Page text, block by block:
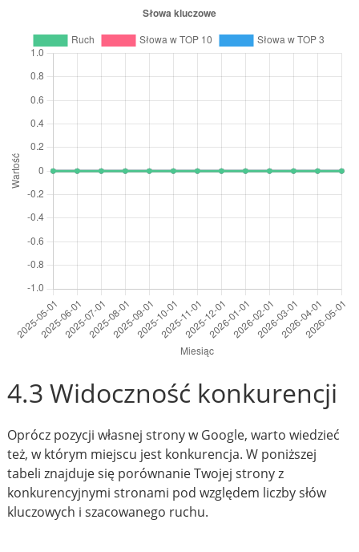
4.3 Widoczność konkurencji
Oprócz pozycji własnej strony w Google, warto wiedzieć
też, w którym miejscu jest konkurencja. W poniższej
tabeli znajduje się porównanie Twojej strony z
konkurencyjnymi stronami pod względem liczby słów
kluczowych i szacowanego ruchu.